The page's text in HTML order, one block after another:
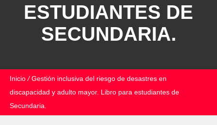
ESTUDIANTES DE
SECUNDARIA.
Inicio/Gestión inclusiva del riesgo de desastres en
discapacidad y adulto mayor. Libro para estudiantes de
Secundaria.